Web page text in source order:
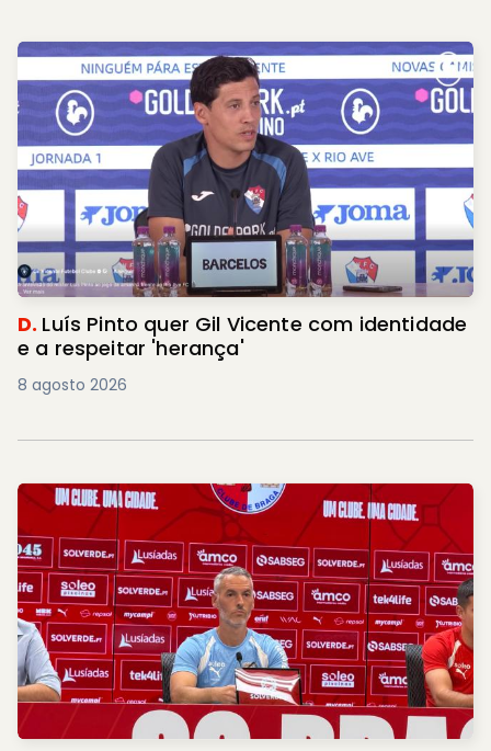
D. Luís Pinto quer Gil Vicente com identidade
e a respeitar 'herança'
8 agosto 2026